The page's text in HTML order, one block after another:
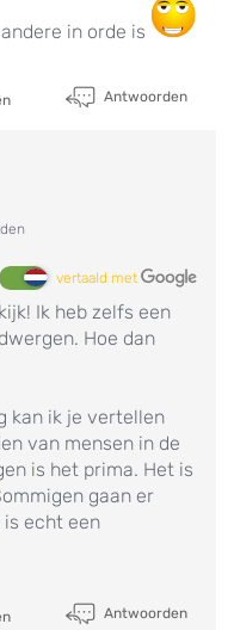
in orde is
Antwoorden
vertaald met
Ik heb zelfs een
Hoe dan
kan ik je vertellen
van mensen in de
is het prima. Het is
gaan er
is echt een
Antwoorden